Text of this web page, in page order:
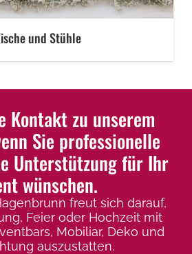
und Stühle
Kontakt zu unserem
Sie professionelle
Unterstützung für Ihr
wünschen.
freut sich darauf,
Feier oder Hochzeit mit
Mobiliar, Deko und
auszustatten.